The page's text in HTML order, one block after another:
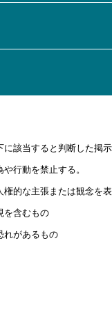
該当すると判断した掲
行動を禁止する。
的な主張または観念を
を含むもの
れがあるもの